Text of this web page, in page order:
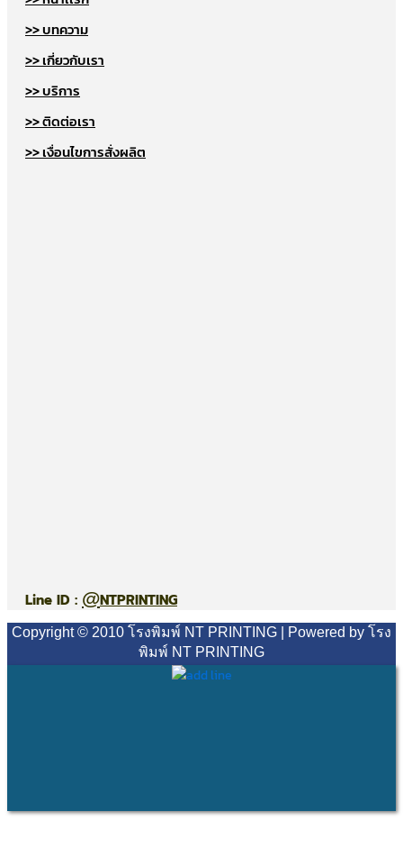
>> บทความ
>> เกี่ยวกับเรา
>> บริการ
>> ติดต่อเรา
>> เงื่อนไขการสั่งผลิต
Line ID : @NTPRINTING
Copyright © 2010 โรงพิมพ์ NT PRINTING | Powered by โรง
พิมพ์ NT PRINTING